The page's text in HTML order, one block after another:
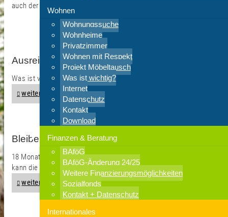
Wohnen
Wohnungssuche
Wohnheime
Privatzimmer
Wohnen mit Respekt
Projekt Möbeltausch
Was ist wichtig?
Internet
Datenschutz
Kontakt
Download
Finanzen & Beratung
BAföG
BAföG-Änderung 24/25
Weitere Finanzierungsmöglichkeiten
Sozialfonds
Kontakt + Datenschutz
Internationales
auch der Wohnheimplatz steht Ihnen nun nicht mehr zu.
Ausreise
Was ist vor der Abreise zu tun?
weiter >
Bleiben
18 Monate lang, in dem der/die Absolvent*in auf Jobsuche ist,
kann die Aufenthaltserlaubnis verlängert werden.
weiter >